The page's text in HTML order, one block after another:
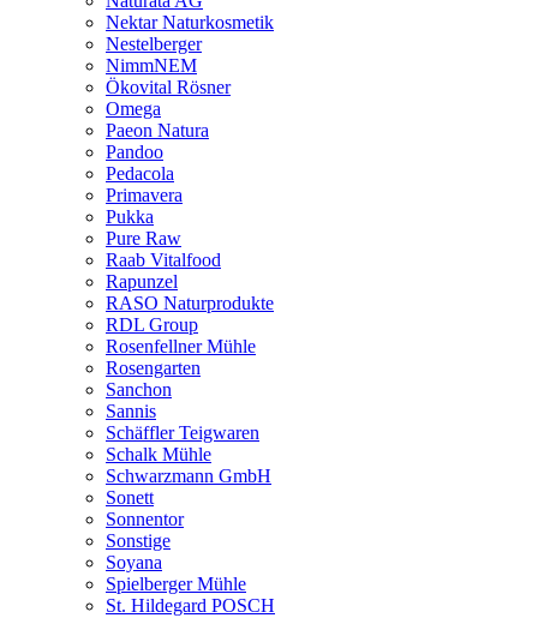
Nektar Naturkosmetik
Nestelberger
NimmNEM
Ökovital Rösner
Omega
Paeon Natura
Pandoo
Pedacola
Primavera
Pukka
Pure Raw
Raab Vitalfood
Rapunzel
RASO Naturprodukte
RDL Group
Rosenfellner Mühle
Rosengarten
Sanchon
Sannis
Schäffler Teigwaren
Schalk Mühle
Schwarzmann GmbH
Sonett
Sonnentor
Sonstige
Soyana
Spielberger Mühle
St. Hildegard POSCH